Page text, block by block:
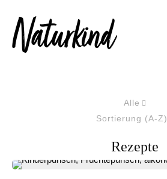
Alle
Sortierung (A-Z)
Rezepte